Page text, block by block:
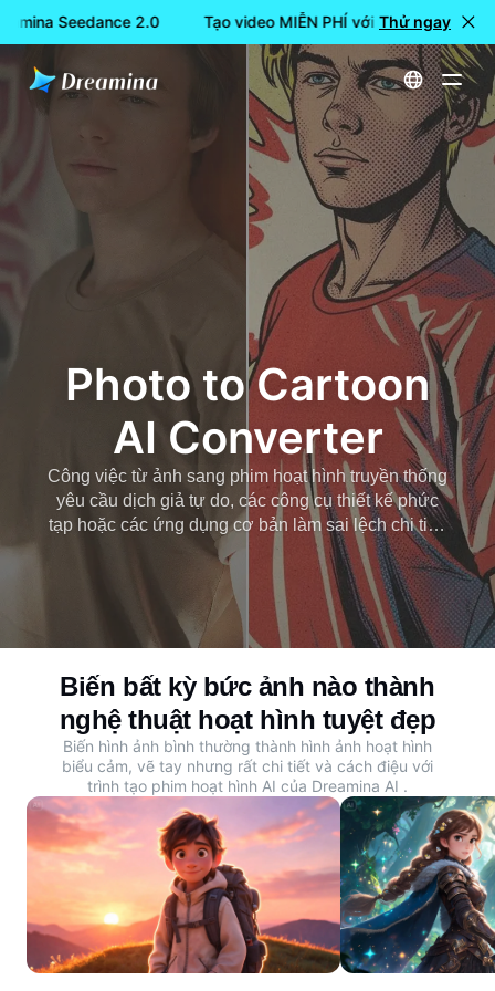
Seedance 2.0 Tạo video MIỄN PHÍ với Dreamina
Thử ngay
Trang chủ Tạo Photo to Cartoon AI Converter
Photo to Cartoon
AI Converter
Công việc từ ảnh sang phim hoạt hình truyền thống
yêu cầu dịch giả tự do, các công cụ thiết kế phức
tạp hoặc các ứng dụng cơ bản làm sai lệch chi tiết.
AI từ ảnh đến phim hoạt hình của Dreamina giúp
bạn dễ dàng tải lên và tải anime, truyện tranh hoặc
tác phẩm nghệ thuật 3D chỉ trong vài giây. Hãy thử
nó miễn phí ngay hôm nay.
Biến bất kỳ bức ảnh nào thành
nghệ thuật hoạt hình tuyệt đẹp
Biến hình ảnh bình thường thành hình ảnh hoạt hình
biểu cảm, vẽ tay nhưng rất chi tiết và cách điệu với
trình tạo phim hoạt hình AI của Dreamina AI .